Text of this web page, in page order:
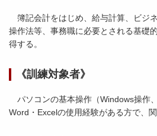
簿記会計をはじめ、給与計算、ビジ
操作法等、事務職に必要とされる基礎
得する。
《訓練対象者》
パソコンの基本操作（Windows操作
Word・Excelの使用経験がある方で、